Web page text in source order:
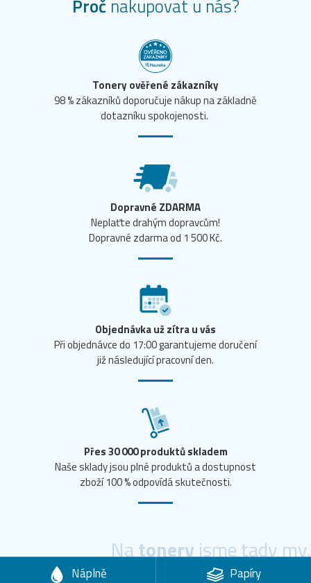
Proč nakupovat u nás?
Tonery ověřené zákazníky
98 % zákazníků doporučuje nákup na základně
dotazníku spokojenosti.
Dopravné ZDARMA
Neplaťte drahým dopravcům!
Dopravné zdarma od 1 500 Kč.
Objednávka už zítra u vás
Při objednávce do 17:00 garantujeme doručení
již následující pracovní den.
Přes 30 000 produktů skladem
Naše sklady jsou plné produktů a dostupnost
zboží 100 % odpovídá skutečnosti.
Natoneryjsme tady my.
Náplně
Papíry